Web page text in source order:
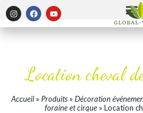
Location cheval
Accueil» Produits» Décoration
foraine et cirque» Location